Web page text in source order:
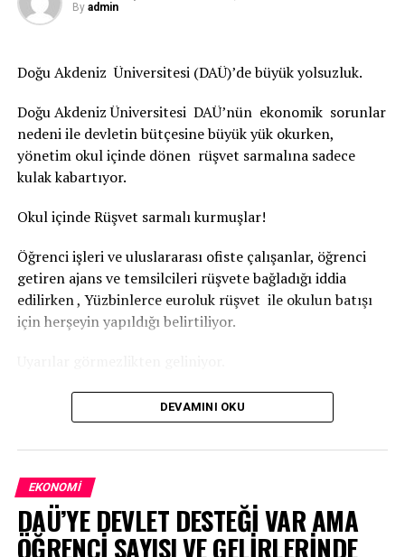
Matrah artırımı getirildi
Yeni düzenleme ile işletmelere de matrah artırımı
yılına devreden zararlarının yüzde 50’si silinecek.
Dava safhasındaki kesinleşmemiş amme alacakları da
yapılandırılacak.
TRT
İLGİLİ KONU:
Amasra-1 kuyusuna 738 milyon liralık teminat
By admin
Doğu Akdeniz Üniversitesi (DAÜ)’de büyük yolsuzluk.
Doğu Akdeniz Üniversitesi DAÜ’nün ekonomik sorunlar
nedeni ile devletin bütçesine büyük yük okurken,
yönetim okul içinde dönen rüşvet sarmalına sadece
kulak kabartıyor.
Okul içinde Rüşvet sarmalı kurmuşlar!
Öğrenci işleri ve uluslararası ofiste çalışanlar, öğrenci
getiren ajans ve temsilcileri rüşvete bağladığı iddia
edilirken , Yüzbinlerce euroluk rüşvet ile okulun batışı
için herşeyin yapıldığı belirtiliyor.
Haber merkezine ulaşan bilgiler de
DEVAMINI OKU
EKONOMI
DAÜ’YE DEVLET DESTEĞİ VAR AMA
ÖĞRENCİ SAYISI VE GELİRLERİNDE